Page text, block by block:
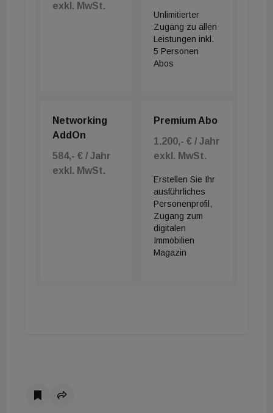
exkl. MwSt.
Unlimitierter
Zugang zu allen
Leistungen inkl.
5 Personen
Abos
Networking
AddOn
584,- € / Jahr
exkl. MwSt.
Premium Abo
1.200,- € / Jahr
exkl. MwSt.
Erstellen Sie Ihr
ausführliches
Personenprofil,
Zugang zum
digitalen
Immobilien
Magazin